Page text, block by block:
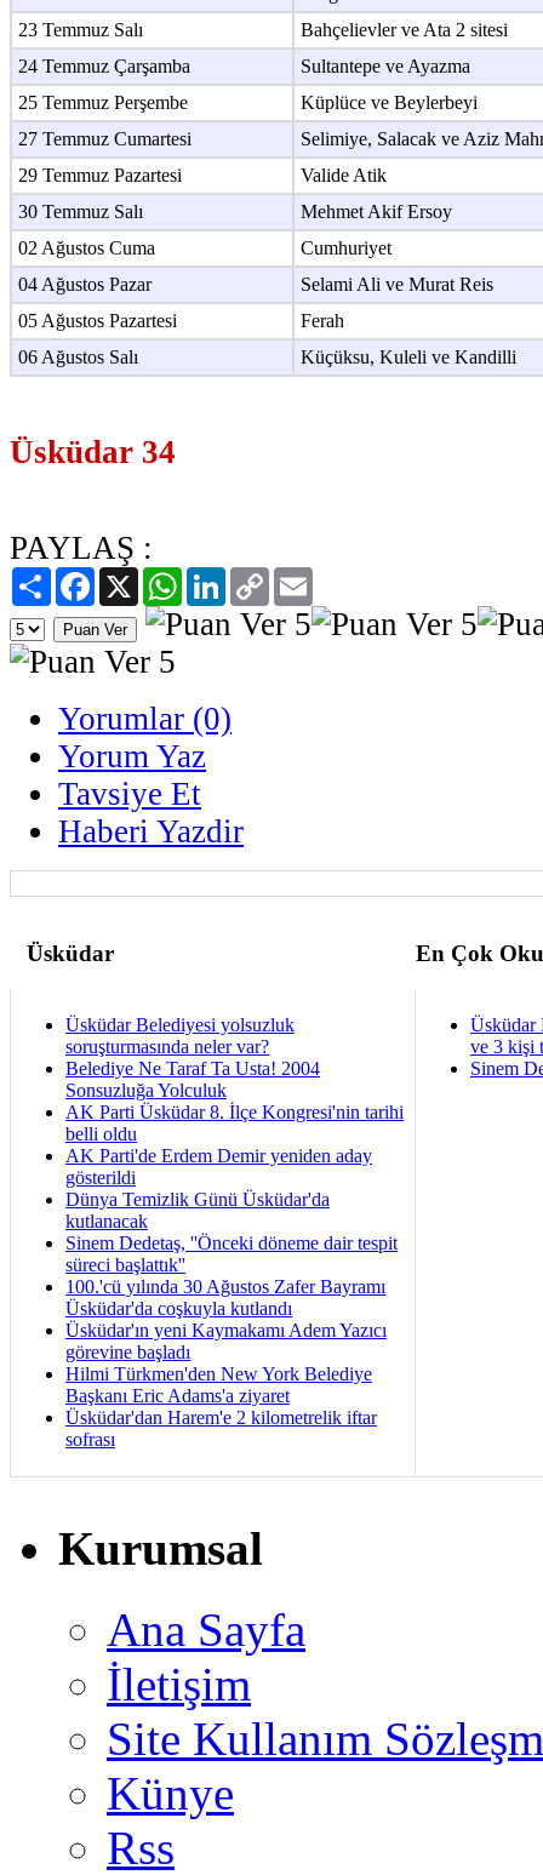
23 Temmuz Salı
Bahçelievler ve Ata 2 sitesi
24 Temmuz Çarşamba
Sultantepe ve Ayazma
25 Temmuz Perşembe
Küplüce ve Beylerbeyi
27 Temmuz Cumartesi
Selimiye, Salacak ve Aziz
29 Temmuz Pazartesi
Valide Atik
30 Temmuz Salı
Mehmet Akif Ersoy
02 Ağustos Cuma
Cumhuriyet
04 Ağustos Pazar
Selami Ali ve Murat Reis
05 Ağustos Pazartesi
Ferah
06 Ağustos Salı
Küçüksu, Kuleli ve Kandilli
Üsküdar 34
PAYLAŞ :
PaylaşFacebook
X WhatsAppLinkedIn
Copy
Link
Yorumlar (0)
Yorum Yaz
Tavsiye Et
Haberi Yazdir
Üsküdar En Çok
Üsküdar Belediyesi yolsuzluk
soruşturmasında neler var?
Belediye Ne Taraf Ta Usta! 2004
Sonsuzluğa Yolculuk
AK Parti Üsküdar 8. İlçe Kongresi'nin tarihi
belli oldu
AK Parti'de Erdem Demir yeniden aday
gösterildi
Dünya Temizlik Günü Üsküdar'da
kutlanacak
Sinem Dedetaş, ''Önceki döneme dair tespit
süreci başlattık''
100.'cü yılında 30 Ağustos Zafer Bayramı
Üsküdar'da coşkuyla kutlandı
Üsküdar'ın yeni Kaymakamı Adem Yazıcı
görevine başladı
Hilmi Türkmen'den New York Belediye
Başkanı Eric Adams'a ziyaret
Üsküdar'dan Harem'e 2 kilometrelik iftar
sofrası
Üsküdar
ve 3 kişi
Sinem
Kurumsal
Ana Sayfa
İletişim
Site Kullanım
Künye
Rss